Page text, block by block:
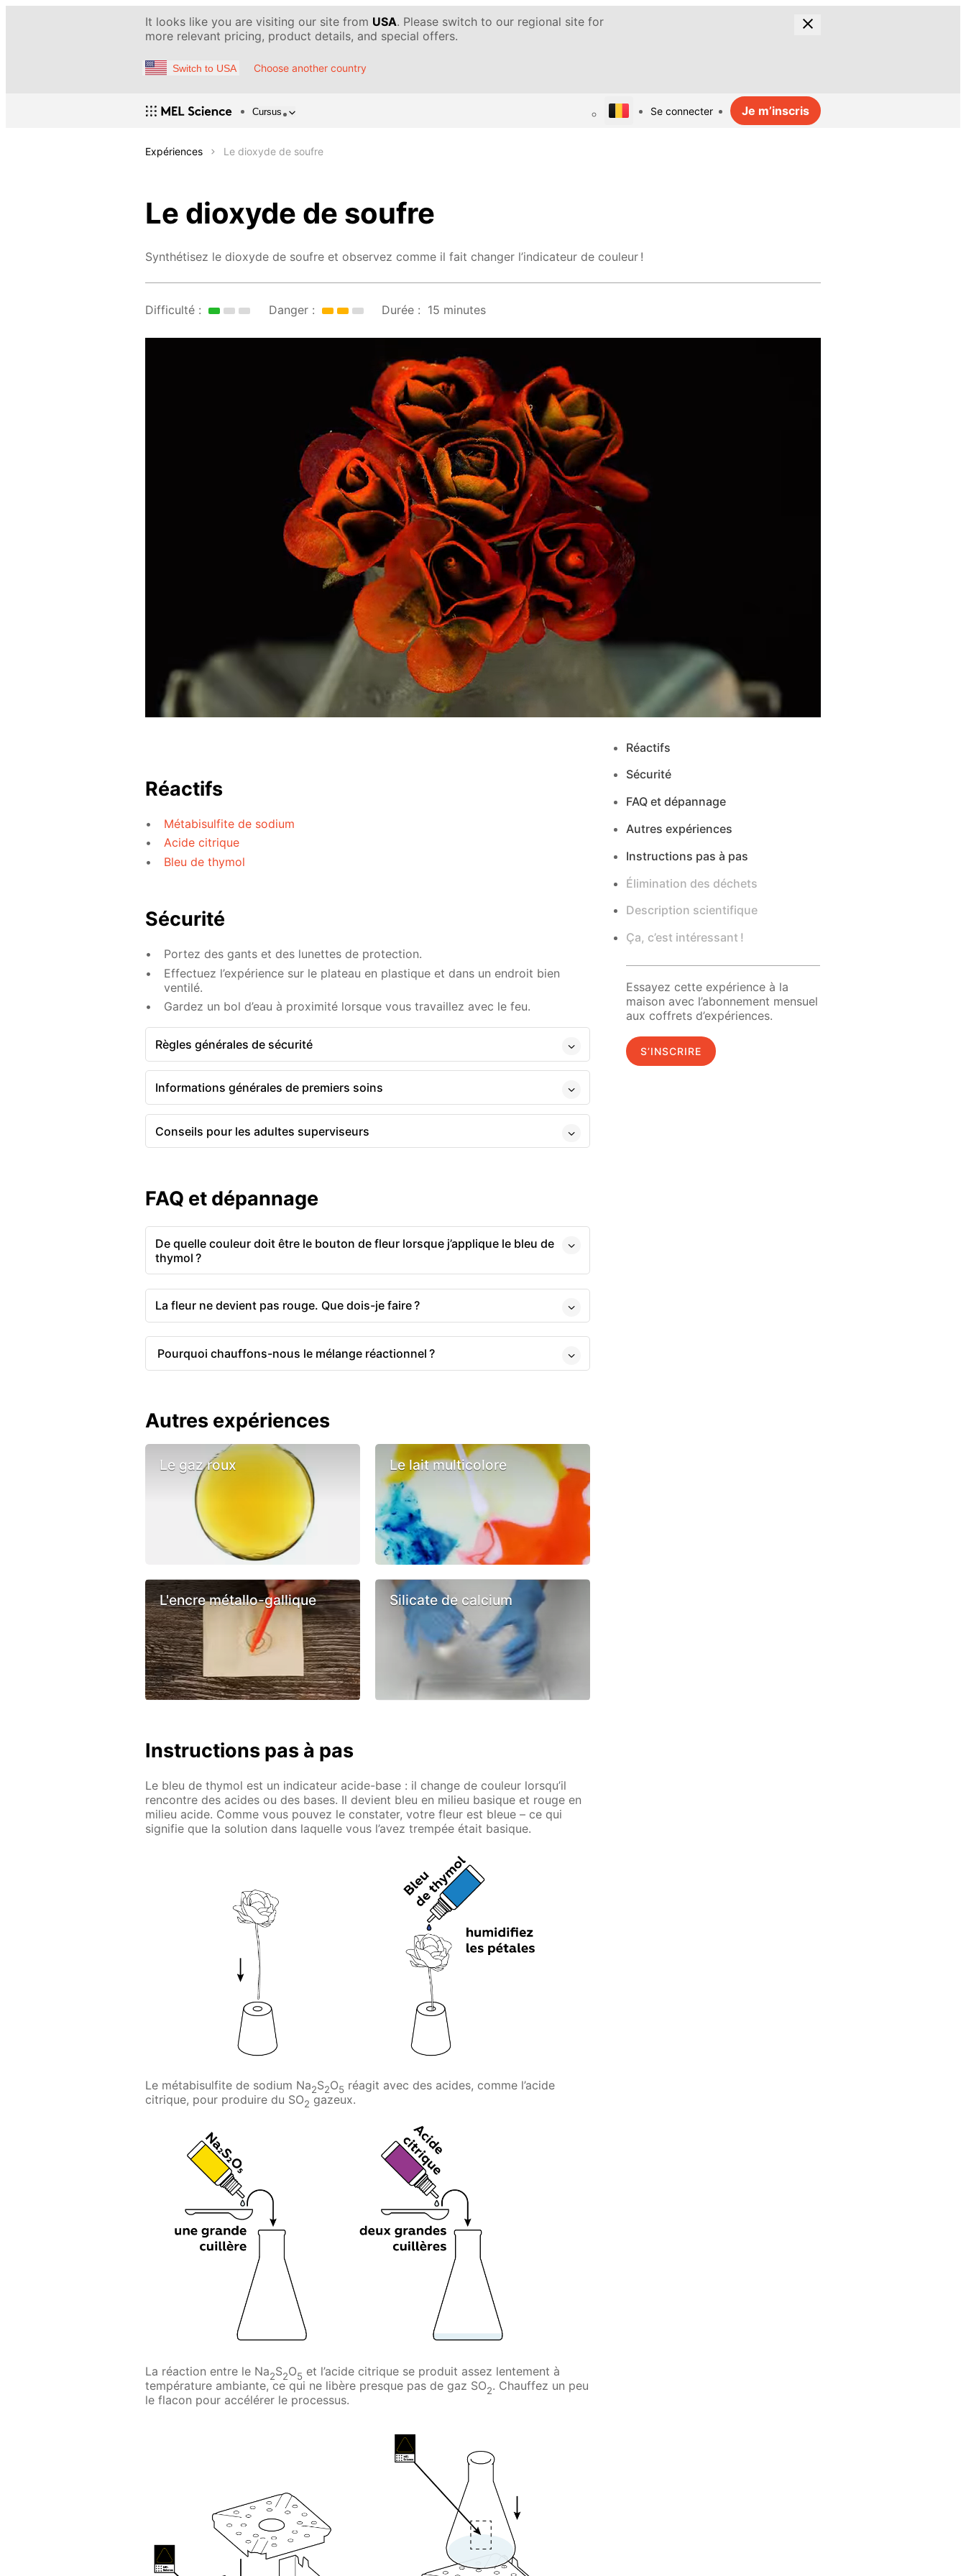
It looks like you are visiting our site from USA. Please switch to our regional site for
more relevant pricing, product details, and special offers.
Switch to USA Choose another country
Cursus Se connecter Je m’inscris
Expériences Le dioxyde de soufre
Le dioxyde de soufre
Synthétisez le dioxyde de soufre et observez comme il fait changer l’indicateur de couleur !
Difficulté : Danger : Durée : 15 minutes
Réactifs
Métabisulfite de sodium
Acide citrique
Bleu de thymol
Sécurité
Portez des gants et des lunettes de protection.
Effectuez l’expérience sur le plateau en plastique et dans un endroit bien
ventilé.
Gardez un bol d’eau à proximité lorsque vous travaillez avec le feu.
Règles générales de sécurité
Informations générales de premiers soins
Conseils pour les adultes superviseurs
FAQ et dépannage
De quelle couleur doit être le bouton de fleur lorsque j’applique le bleu de
thymol ?
La fleur ne devient pas rouge. Que dois-je faire ?
Pourquoi chauffons-nous le mélange réactionnel ?
Autres expériences
Le gaz roux Le lait multicolore
L'encre métallo-gallique Silicate de calcium
Instructions pas à pas
Le bleu de thymol est un indicateur acide-base : il change de couleur lorsqu’il
rencontre des acides ou des bases. Il devient bleu en milieu basique et rouge en
milieu acide. Comme vous pouvez le constater, votre fleur est bleue – ce qui
signifie que la solution dans laquelle vous l’avez trempée était basique.
Le métabisulfite de sodium Na2S2O5 réagit avec des acides, comme l’acide
citrique, pour produire du SO2 gazeux.
La réaction entre le Na2S2O5 et l’acide citrique se produit assez lentement à
température ambiante, ce qui ne libère presque pas de gaz SO2. Chauffez un peu
le flacon pour accélérer le processus.
Réactifs
Sécurité
FAQ et dépannage
Autres expériences
Instructions pas à pas
Élimination des déchets
Description scientifique
Ça, c’est intéressant !
Essayez cette expérience à la
maison avec l’abonnement mensuel
aux coffrets d’expériences.
S’INSCRIRE